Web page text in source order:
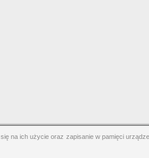
na ich użycie oraz zapisanie w pamięci